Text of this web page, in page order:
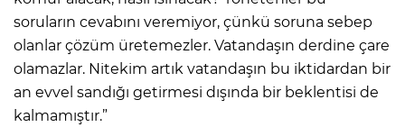
soruların cevabını veremiyor, çünkü soruna sebep
olanlar çözüm üretemezler. Vatandaşın derdine çare
olamazlar. Nitekim artık vatandaşın bu iktidardan bir
an evvel sandığı getirmesi dışında bir beklentisi de
kalmamıştır.”